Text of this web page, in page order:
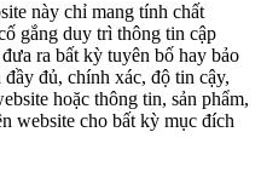
này chỉ mang tính chất
gắng duy trì thông tin cập
ra bất kỳ tuyên bố hay bảo
đủ, chính xác, độ tin cậy,
hoặc thông tin, sản phẩm,
website cho bất kỳ mục đích